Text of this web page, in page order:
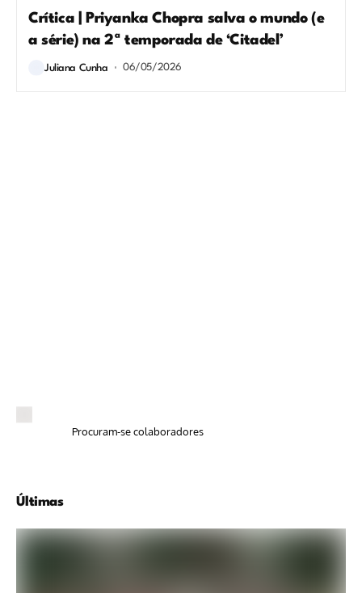
Crítica | Priyanka Chopra salva o mundo (e
a série) na 2ª temporada de ‘Citadel’
Juliana Cunha 06/05/2026
Procuram-se colaboradores
Últimas